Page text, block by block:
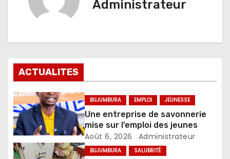
Administrateur
ACTUALITES
BUJUMBURA EMPLOI JEUNESSE
Une entreprise de savonnerie
mise sur l’emploi des jeunes
Août 6, 2026 Administrateur
BUJUMBURA SALUBRITÉ